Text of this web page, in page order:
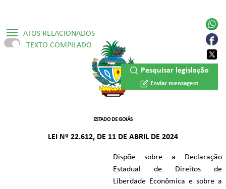
ATOS RELACIONADOS
▷ Constituição Estadual /1989
▷ Decreto Numerado Nº 10.500/2024
▷ Decreto Numerado Nº 10.759/2025
TEXTO COMPILADO
ESTADO DE GOIÁS
LEI Nº 22.612, DE 11 DE ABRIL DE 2024
Dispõe sobre a Declaração
Estadual de Direitos de
Liberdade Econômica e sobre a
Pesquisar legislação
Enviar mensagem